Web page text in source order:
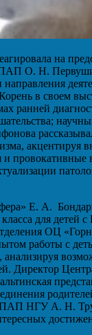
на
О. Н.
в своем
ранней
акцентируя
провокативные
Е. А. Бондарь
для детей
ОЦ
работы с
анализируя
Директор
НГУ А. Н.